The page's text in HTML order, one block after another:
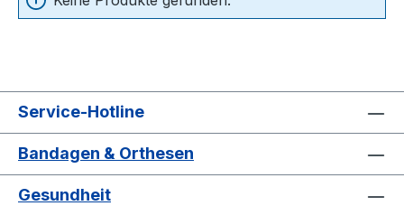
Service-Hotline
Bandagen & Orthesen
Gesundheit